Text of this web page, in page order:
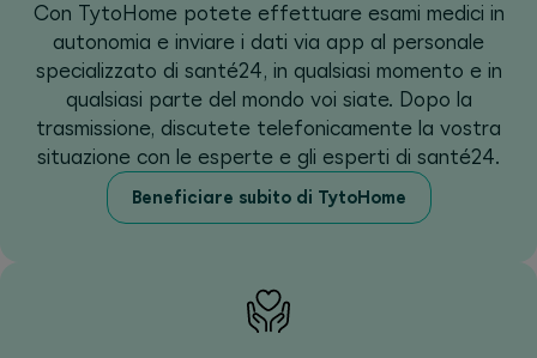
Con TytoHome potete effettuare esami medici in
autonomia e inviare i dati via app al personale
specializzato di santé24, in qualsiasi momento e in
qualsiasi parte del mondo voi siate. Dopo la
trasmissione, discutete telefonicamente la vostra
situazione con le esperte e gli esperti di santé24.
Beneficiare subito di TytoHome